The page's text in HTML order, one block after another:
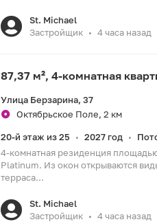
St. Michael
Застройщик • 4 часа назад
87,37 м², 4-комнатная
Улица Берзарина, 37
Октябрьское Поле, 2 км
20-й этаж из 25 • 2027 год •
4-комнатная резиденция
Platinum. Из окон открываются
терраса...
St. Michael
Застройщик • 4 часа назад